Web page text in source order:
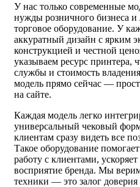
У нас только современные
нужды розничного бизнеса и
торговое оборудование. У
аккуратный дизайн с ярким
конструкцией и честной
указываем ресурс принтера,
службы и стоимость
модель прямо сейчас —
на сайте.
Каждая модель легко
универсальный чековый
клиентам сразу видеть все
Такое оборудование
работу с клиентами,
восприятие бренда. Мы
техники — это залог